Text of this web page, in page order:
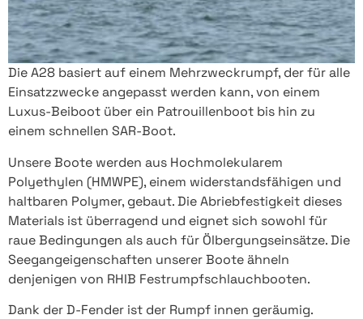
Die A28 basiert auf einem Mehrzweckrumpf, der für alle
Einsatzzwecke angepasst werden kann, von einem
Luxus-Beiboot über ein Patrouillenboot bis hin zu
einem schnellen SAR-Boot.
Unsere Boote werden aus Hochmolekularem
Polyethylen (HMWPE), einem widerstandsfähigen und
haltbaren Polymer, gebaut. Die Abriebfestigkeit dieses
Materials ist überragend und eignet sich sowohl für
raue Bedingungen als auch für Ölbergungseinsätze. Die
Seegangeigenschaften unserer Boote ähneln
denjenigen von RHIB Festrumpfschlauchbooten.
Dank der D-Fender ist der Rumpf innen geräumig.